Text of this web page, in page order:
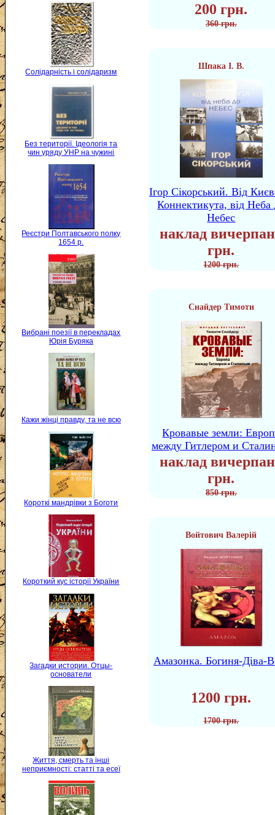
Солідарність і солідаризм
Без території. Ідеологія та
чин уряду УНР на чужині
Реєстри Полтавського полку
1654 р.
Вибрані поезії в перекладах
Юрія Буряка
Кажи жінці правду, та не всю
Короткі мандрівки з Боготи
Короткий кус історії України
Загадки истории. Отцы-
основатели
Життя, смерть та інші
неприємності: статті та есеї
200 грн.
360 грн.
Шпака І. В.
Ігор Сікорський. Від
Коннектикута, від Неба
Небес
наклад
грн.
1200 грн.
Снайдер Тимоти
Кровавые земли:
между Гитлером и
наклад
грн.
850 грн.
Войтович Валерій
Амазонка. Богиня-Діва-
1200 грн.
1700 грн.